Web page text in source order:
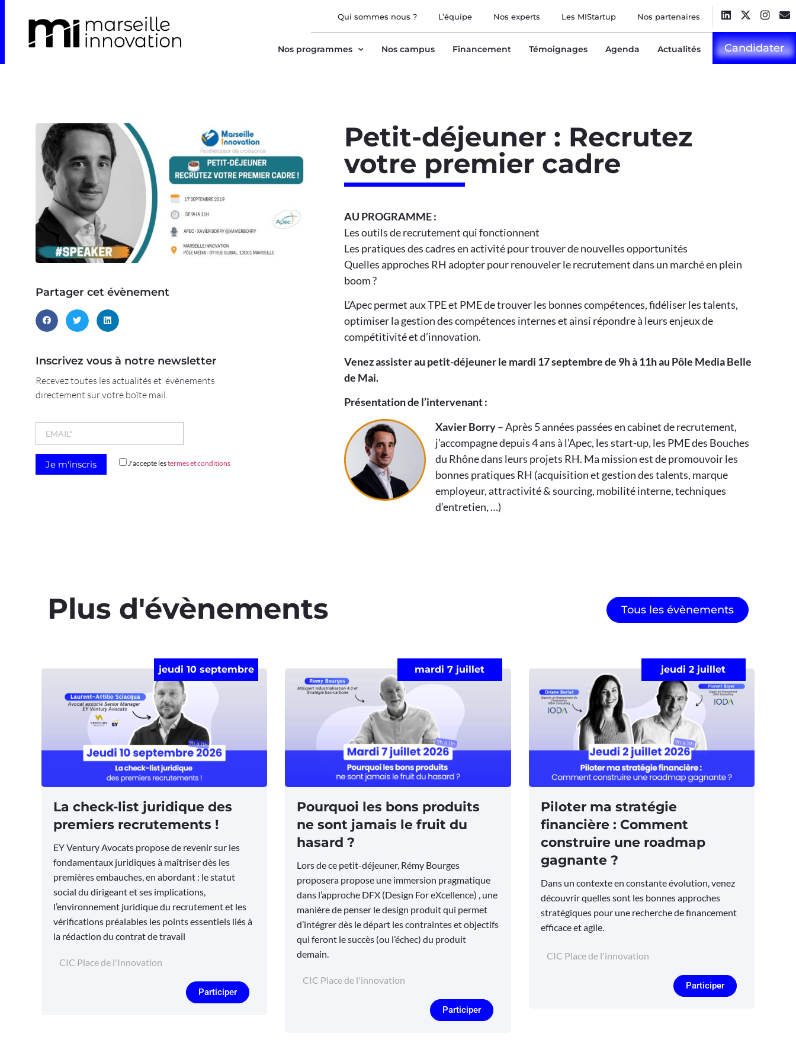
Qui sommes nous ? L’équipe Nos experts Les MIStartup Nos partenaires
Nos programmes Nos campus Financement Témoignages Agenda Actualités Candidater
Partager cet évènement
Inscrivez vous à notre newsletter
Recevez toutes les actualités et évènements
directement sur votre boîte mail.
J'accepte lestermes et conditions
Petit-déjeuner : Recrutez
votre premier cadre
AU PROGRAMME :
Les outils de recrutement qui fonctionnent
Les pratiques des cadres en activité pour trouver de nouvelles opportunités
Quelles approches RH adopter pour renouveler le recrutement dans un marché en plein
boom ?
L’Apec permet aux TPE et PME de trouver les bonnes compétences, fidéliser les talents,
optimiser la gestion des compétences internes et ainsi répondre à leurs enjeux de
compétitivité et d’innovation.
Venez assister au petit-déjeuner le mardi 17 septembre de 9h à 11h au Pôle Media Belle
de Mai.
Présentation de l’intervenant :
Xavier Borry– Après 5 années passées en cabinet de recrutement,
j’accompagne depuis 4 ans à l’Apec, les start-up, les PME des Bouches
du Rhône dans leurs projets RH. Ma mission est de promouvoir les
bonnes pratiques RH (acquisition et gestion des talents, marque
employeur, attractivité & sourcing, mobilité interne, techniques
d’entretien, …)
Plus d'évènements​ Tous les évènements
jeudi 10 septembre
La check-list juridique des
premiers recrutements !
EY Ventury Avocats propose de revenir sur les
fondamentaux juridiques à maîtriser dès les
premières embauches, en abordant : le statut
social du dirigeant et ses implications,
l’environnement juridique du recrutement et les
vérifications préalables les points essentiels liés à
la rédaction du contrat de travail
CIC Place de l'Innovation
Participer
mardi 7 juillet
Pourquoi les bons produits
ne sont jamais le fruit du
hasard ?
Lors de ce petit-déjeuner, Rémy Bourges
proposera propose une immersion pragmatique
dans l’approche DFX (Design For eXcellence) , une
manière de penser le design produit qui permet
d’intégrer dès le départ les contraintes et objectifs
qui feront le succès (ou l’échec) du produit
demain.
CIC Place de l'innovation
Participer
jeudi 2 juillet
Piloter ma stratégie
financière : Comment
construire une roadmap
gagnante ?
Dans un contexte en constante évolution, venez
découvrir quelles sont les bonnes approches
stratégiques pour une recherche de financement
efficace et agile.
CIC Place de l'innovation
Participer